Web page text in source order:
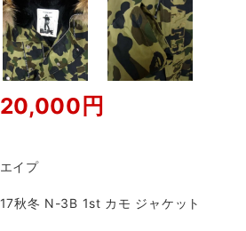
20,000円
エイプ
17秋冬 N-3B 1st カモ ジャケット